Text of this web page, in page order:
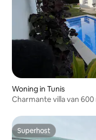
Woning in Tunis
Charmante villa van
Superhost
Superhost